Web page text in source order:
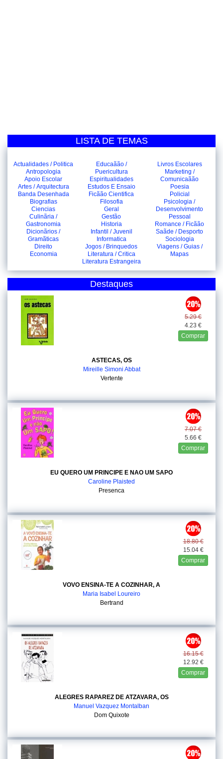
LISTA DE TEMAS
Actualidades / Politica
Antropologia
Apoio Escolar
Artes / Arquitectura
Banda Desenhada
Biografias
Ciencias
Culinãria /
Gastronomia
Dicionãrios /
Gramãticas
Direito
Economia
Educaãão /
Puericultura
Espiritualidades
Estudos E Ensaio
Ficãão Cientifica
Filosofia
Geral
Gestão
Historia
Infantil / Juvenil
Informatica
Jogos / Brinquedos
Literatura / Critica
Literatura Estrangeira
Livros Escolares
Marketing /
Comunicaãão
Poesia
Policial
Psicologia /
Desenvolvimento
Pessoal
Romance / Ficãão
Saãde / Desporto
Sociologia
Viagens / Guias /
Mapas
Destaques
5.29 €
4.23 €
Comprar
ASTECAS, OS
Mireille Simoni Abbat
Vertente
7.07 €
5.66 €
Comprar
EU QUERO UM PRINCIPE E NAO UM SAPO
Caroline Plaisted
Presenca
18.80 €
15.04 €
Comprar
VOVO ENSINA-TE A COZINHAR, A
Maria Isabel Loureiro
Bertrand
16.15 €
12.92 €
Comprar
ALEGRES RAPAREZ DE ATZAVARA, OS
Manuel Vazquez Montalban
Dom Quixote